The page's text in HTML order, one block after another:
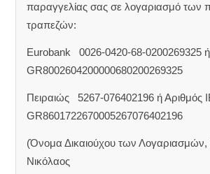
παραγγελίας σας σε λογαριασμό των
τραπεζών:
Eurobank 0026-0420-68-0200269325
GR8002604200000680200269325
Πειραιώς 5267-076402196 ή Αριθμός
GR8601722670005267076402196
(Όνομα Δικαιούχου των Λογαριασμών,
Νικόλαος